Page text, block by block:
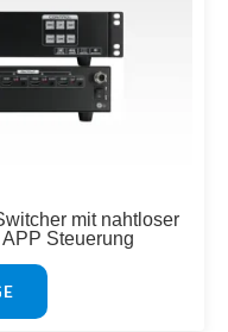
mit nahtloser
Steuerung